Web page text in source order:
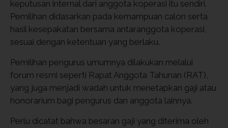
keputusan internal dari anggota koperasi itu sendiri.
Pemilihan didasarkan pada kemampuan calon serta
hasil kesepakatan bersama antaranggota koperasi,
sesuai dengan ketentuan yang berlaku.
Pemilihan pengurus umumnya dilakukan melalui
forum resmi seperti Rapat Anggota Tahunan (RAT),
yang juga menjadi wadah untuk menetapkan gaji atau
honorarium bagi pengurus dan anggota lainnya.
Perlu dicatat bahwa besaran gaji yang diterima oleh